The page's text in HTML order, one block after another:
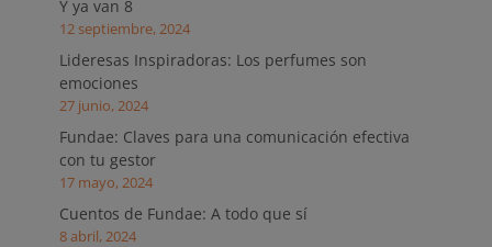
Y ya van 8
12 septiembre, 2024
Lideresas Inspiradoras: Los perfumes son
emociones
27 junio, 2024
Fundae: Claves para una comunicación efectiva
con tu gestor
17 mayo, 2024
Cuentos de Fundae: A todo que sí
8 abril, 2024